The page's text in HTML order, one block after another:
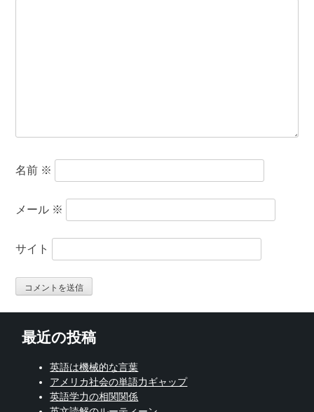
名前 ※
メール ※
サイト
最近の投稿
英語は機械的な言葉
アメリカ社会の単語力ギャップ
英語学力の相関関係